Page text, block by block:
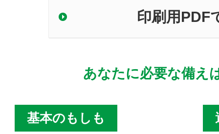
印刷用PDF
あなたに必要な備え
基本のもしも